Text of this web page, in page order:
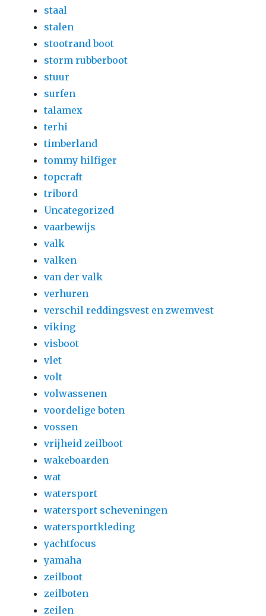
staal
stalen
stootrand boot
storm rubberboot
stuur
surfen
talamex
terhi
timberland
tommy hilfiger
topcraft
tribord
Uncategorized
vaarbewijs
valk
valken
van der valk
verhuren
verschil reddingsvest en zwemvest
viking
visboot
vlet
volt
volwassenen
voordelige boten
vossen
vrijheid zeilboot
wakeboarden
wat
watersport
watersport scheveningen
watersportkleding
yachtfocus
yamaha
zeilboot
zeilboten
zeilen